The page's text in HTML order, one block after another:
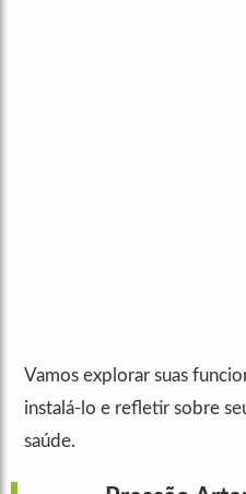
Vamos explorar suas
instalá-lo e refletir sobre
saúde.